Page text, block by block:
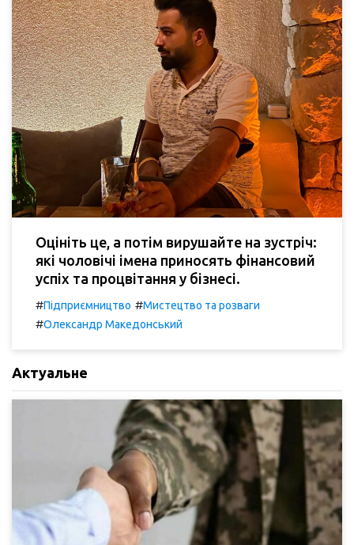
Оцініть це, а потім вирушайте на зустріч:
які чоловічі імена приносять фінансовий
успіх та процвітання у бізнесі.
#Підприємництво #Мистецтво та розваги
#Олександр Македонський
Актуальне